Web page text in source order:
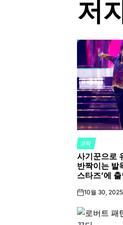
저
POSTED
IN
오락
사기꾼으로
반짝이는 발
스타즈’에
on10월 30, 2025